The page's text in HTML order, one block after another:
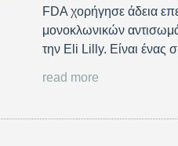
FDA χορήγησε άδεια
μονοκλωνικών
την Eli Lilly. Είναι ένας
read more